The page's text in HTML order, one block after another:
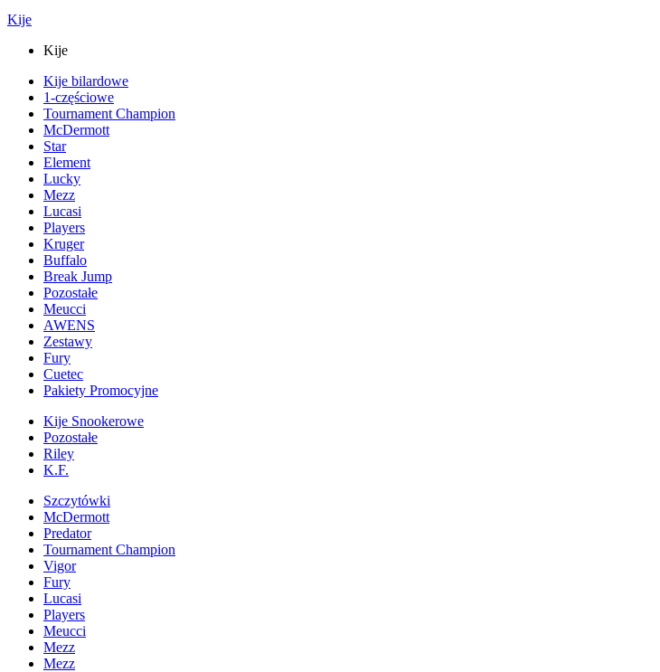
Kije
Kije
Kije bilardowe
1-częściowe
Tournament Champion
McDermott
Star
Element
Lucky
Mezz
Lucasi
Players
Kruger
Buffalo
Break Jump
Pozostałe
Meucci
AWENS
Zestawy
Fury
Cuetec
Pakiety Promocyjne
Kije Snookerowe
Pozostałe
Riley
K.F.
Szczytówki
McDermott
Predator
Tournament Champion
Vigor
Fury
Lucasi
Players
Meucci
Mezz
Mezz